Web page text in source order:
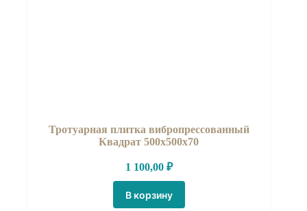
Тротуарная плитка вибропрессованный
Квадрат 500х500х70
1 100,00 ₽
В корзину